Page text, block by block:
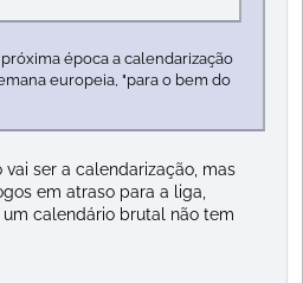
época a calendarização
europeia, "para o bem do
vai ser a calendarização, mas
em atraso para a liga,
calendário brutal não tem